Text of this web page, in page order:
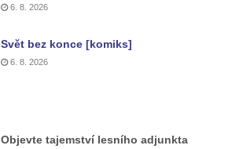
6. 8. 2026
Svět bez konce [komiks]
6. 8. 2026
Objevte tajemství lesního adjunkta